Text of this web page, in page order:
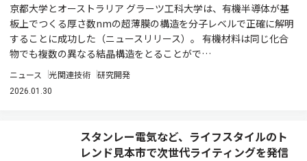
京都大学とオーストラリア グラーツ工科大学は、有機半導体が基
板上でつくる厚さ数nmの超薄膜の構造を分子レベルで正確に解明
することに成功した（ニュースリリース）。 有機材料は同じ化合
物でも複数の異なる結晶構造をとることがで…
ニュース 光関連技術 研究開発
2026.01.30
スタンレー電気など、ライフスタイルのト
レンド見本市で次世代ライティングを発信